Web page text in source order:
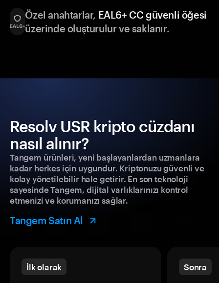
Özel anahtarlar, EAL6+ CC güvenli öğesi
üzerinde oluşturulur ve saklanır.
Resolv USR kripto cüzdanı
nasıl alınır?
Tangem ürünleri, yeni başlayanlardan uzmanlara
kadar herkes için uygundur. Kriptonuzu güvenli ve
kolay yönetilebilir hale getirir. En son teknoloji
sayesinde Tangem, dijital varlıklarınızı kontrol
etmenizi ve korumanızı sağlar.
Tangem Satın Al
İlk olarak Sonra